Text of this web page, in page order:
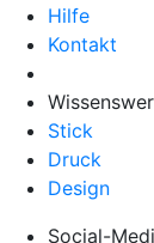
Hilfe
Kontakt
Stick
Druck
Design
Social-